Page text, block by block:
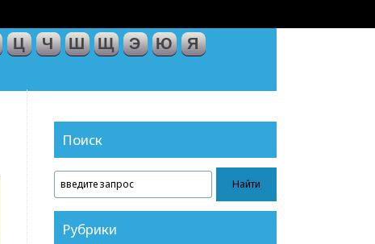
Ц Ч Ш Щ Э Ю Я
Поиск
Рубрики